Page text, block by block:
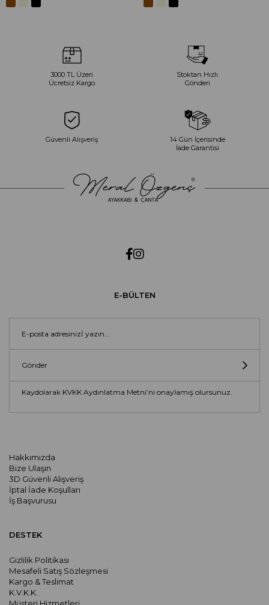
3000 TL Üzeri
Ücretsiz Kargo
Stoktan Hızlı
Gönderi
Güvenli Alışveriş
14 Gün İçerisinde
İade Garantisi
Hakkımızda
Bize Ulaşın
3D Güvenli Alışveriş
İptal İade Koşulları
İş Başvurusu
E-BÜLTEN
Gönder
Kaydolarak KVKK Aydınlatma Metni’ni onaylamış olursunuz.
DESTEK
Gizlilik Politikası
Mesafeli Satış Sözleşmesi
Kargo & Teslimat
K.V.K.K.